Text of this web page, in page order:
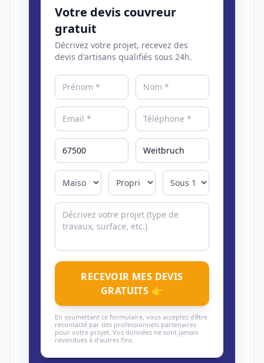
Votre devis couvreur
gratuit
Décrivez votre projet, recevez des
devis d'artisans qualifiés sous 24h.
RECEVOIR MES DEVIS
GRATUITS 👉
En soumettant ce formulaire, vous acceptez d'être
recontacté par des professionnels partenaires
pour votre projet. Vos données ne sont jamais
revendues à d'autres fins.